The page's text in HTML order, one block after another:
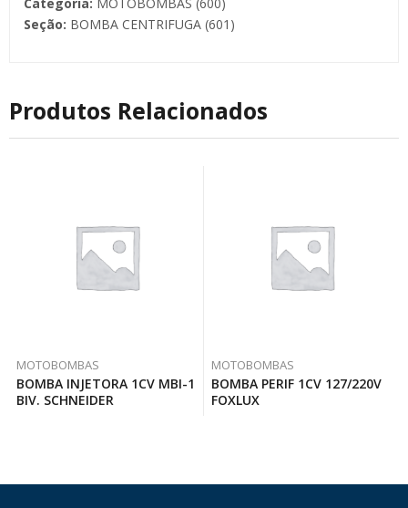
Seção: BOMBA CENTRIFUGA (601)
Produtos Relacionados
MOTOBOMBAS
BOMBA INJETORA 1CV MBI-1
BIV. SCHNEIDER
MOTOBOMBAS
BOMBA PERIF 1CV 127/220V
FOXLUX